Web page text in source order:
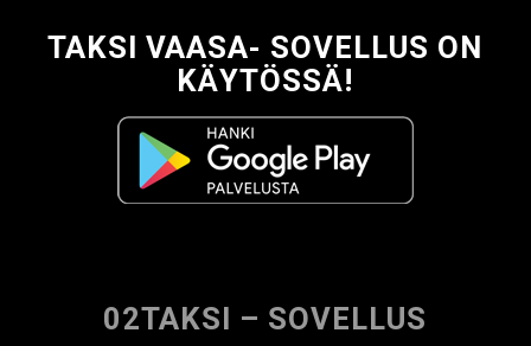
TAKSI VAASA- SOVELLUS ON
KÄYTÖSSÄ!
02TAKSI – SOVELLUS